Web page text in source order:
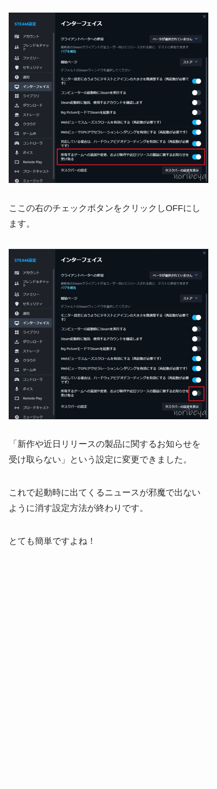
ここの右のチェックボタンをクリックしOFFにし
ます。
「新作や近日リリースの製品に関するお知らせを
受け取らない」という設定に変更できました。
これで起動時に出てくるニュースが邪魔で出ない
ように消す設定方法が終わりです。
とても簡単ですよね！